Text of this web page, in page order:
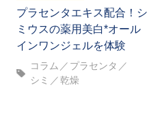
プラセンタエキス配合！シ
ミウスの薬用美白*オール
インワンジェルを体験
コラム
プラセンタ
シミ
乾燥